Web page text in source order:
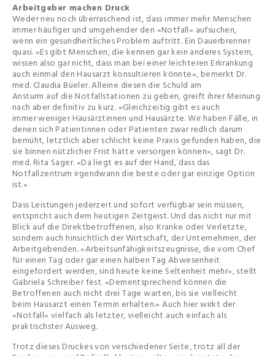
Arbeitgeber machen Druck
Weder neu noch überraschend ist, dass immer mehr Menschen
immer häufiger und umgehender den «Notfall» aufsuchen,
wenn ein gesundheitliches Problem auftritt. Ein Dauerbrenner
quasi. «Es gibt Menschen, die kennen gar kein anderes System,
wissen also gar nicht, dass man bei einer leichteren Erkrankung
auch einmal den Hausarzt konsultieren könnte», bemerkt Dr.
med. Claudia Büeler. Alleine diesen die Schuld am
Ansturm auf die Notfallstationen zu geben, greift ihrer Meinung
nach aber definitiv zu kurz. «Gleichzeitig gibt es auch
immer weniger Hausärztinnen und Hausärzte. Wir haben Fälle, in
denen sich Patientinnen oder Patienten zwar redlich darum
bemüht, letztlich aber schlicht keine Praxis gefunden haben, die
sie binnen nützlicher Frist hätte versorgen können», sagt Dr.
med. Rita Sager. «Da liegt es auf der Hand, dass das
Notfallzentrum irgendwann die beste oder gar einzige Option
ist.»
Dass Leistungen jederzeit und sofort verfügbar sein müssen,
entspricht auch dem heutigen Zeitgeist. Und das nicht nur mit
Blick auf die Direktbetroffenen, also Kranke oder Verletzte,
sondern auch hinsichtlich der Wirtschaft, der Unternehmen, der
Arbeitgebenden. «Arbeitsunfähigkeitszeugnisse, die vom Chef
für einen Tag oder gar einen halben Tag Abwesenheit
eingefordert werden, sind heute keine Seltenheit mehr», stellt
Gabriela Schreiber fest. «Dementsprechend können die
Betroffenen auch nicht drei Tage warten, bis sie vielleicht
beim Hausarzt einen Termin erhalten.» Auch hier wirkt der
«Notfall» vielfach als letzter, vielleicht auch einfach als
praktischster Ausweg.
Trotz dieses Druckes von verschiedener Seite, trotz all der